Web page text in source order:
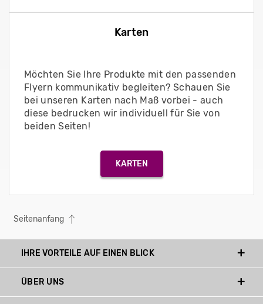
Karten
Möchten Sie Ihre Produkte mit den passenden
Flyern kommunikativ begleiten? Schauen Sie
bei unseren Karten nach Maß vorbei - auch
diese bedrucken wir individuell für Sie von
beiden Seiten!
KARTEN
Seitenanfang
IHRE VORTEILE AUF EINEN BLICK
ÜBER UNS